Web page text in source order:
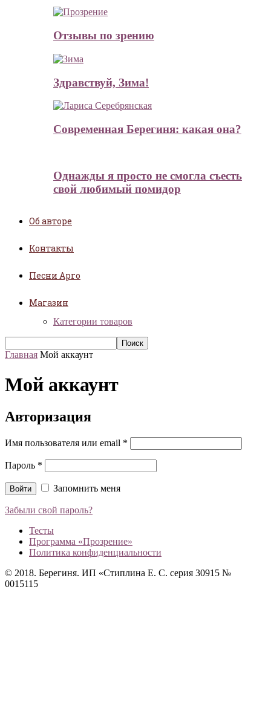
Отзывы по зрению
Здравствуй, Зима!
Современная Берегиня: какая она?
Однажды я просто не смогла съесть
свой любимый помидор
Об авторе
Контакты
Песни Арго
Магазин
Категории товаров
Главная Мой аккаунт
Мой аккаунт
Авторизация
Имя пользователя или email *
Пароль *
Войти Запомнить меня
Забыли свой пароль?
Тесты
Программа «Прозрение»
Политика конфиденциальности
© 2018. Берегиня. ИП «Стиплина Е. С. серия 30915 №
0015115